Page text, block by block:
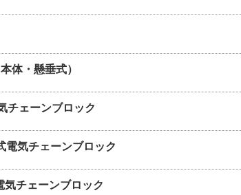
体・懸垂式）
チェーンブロック
電気チェーンブロック
気チェーンブロック